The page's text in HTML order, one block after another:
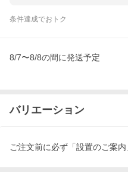
条件達成でおトク
8/7〜8/8の間に発送予定
バリエーション
ご注文前に必ず「設置のご案